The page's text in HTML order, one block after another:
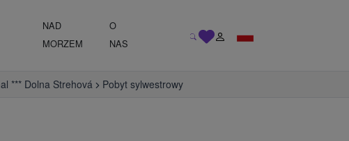
NAD
MORZEM
O
NAS
*** Dolna Strehová Pobyt sylwestrowy